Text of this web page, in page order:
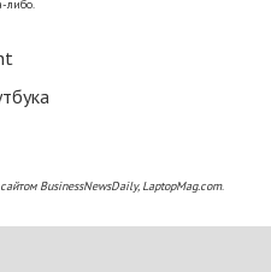
либо.
BusinessNewsDaily, LaptopMag.com.